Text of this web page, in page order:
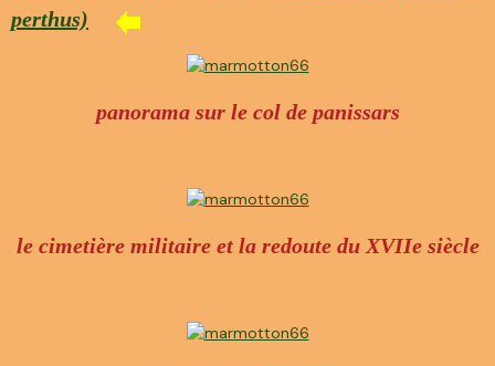
perthus)
panorama sur le col de panissars
le cimetière militaire et la redoute du XVIIe siècle